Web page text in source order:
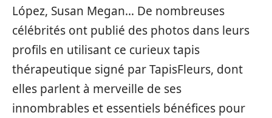
López, Susan Megan… De nombreuses
célébrités ont publié des photos dans leurs
profils en utilisant ce curieux tapis
thérapeutique signé par TapisFleurs, dont
elles parlent à merveille de ses
innombrables et essentiels bénéfices pour